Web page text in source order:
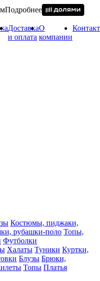
Подробнее
Доставка
и оплата
О
компании
Костюмы, пиджаки,
рубашки-поло Топы,
Футболки
Халаты Туники Куртки,
Блузы Брюки,
Топы Платья